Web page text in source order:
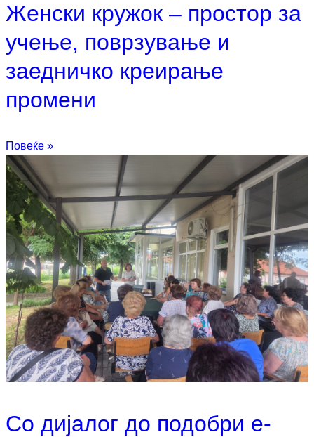
Женски кружок – простор за
учење, поврзување и
заедничко креирање
промени
Повеќе »
Со дијалог до подобри е-